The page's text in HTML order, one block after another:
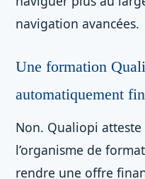
navigation avancées.
Une formation
automatiquement
Non. Qualiopi
l’organisme de
rendre une offre